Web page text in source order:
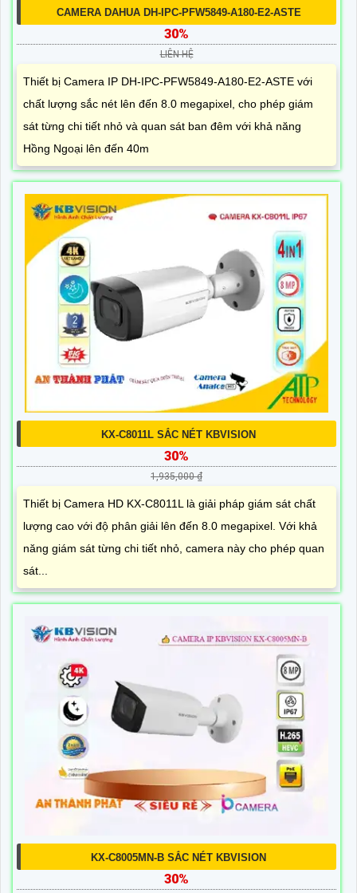
CAMERA DAHUA DH-IPC-PFW5849-A180-E2-ASTE
30%
LIÊN HỆ
Thiết bị Camera IP DH-IPC-PFW5849-A180-E2-ASTE với
chất lượng sắc nét lên đến 8.0 megapixel, cho phép giám
sát từng chi tiết nhỏ và quan sát ban đêm với khả năng
Hồng Ngoại lên đến 40m
KX-C8011L SẮC NÉT KBVISION
30%
1,935,000 ₫
Thiết bị Camera HD KX-C8011L là giải pháp giám sát chất
lượng cao với độ phân giải lên đến 8.0 megapixel. Với khả
năng giám sát từng chi tiết nhỏ, camera này cho phép quan
sát...
KX-C8005MN-B SẮC NÉT KBVISION
30%